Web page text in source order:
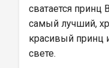
сватается принц
самый лучший,
красивый принц
свете.